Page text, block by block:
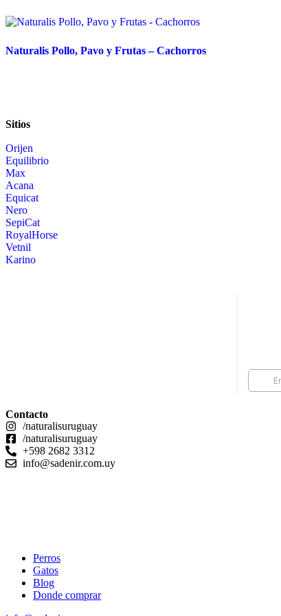
Naturalis Pollo, Pavo y Frutas – Cachorros
Sitios
Orijen
Equilibrio
Max
Acana
Equicat
Nero
SepiCat
RoyalHorse
Vetnil
Karino
Contacto
/naturalisuruguay
/naturalisuruguay
+598 2682 3312
info@sadenir.com.uy
Perros
Gatos
Blog
Donde comprar